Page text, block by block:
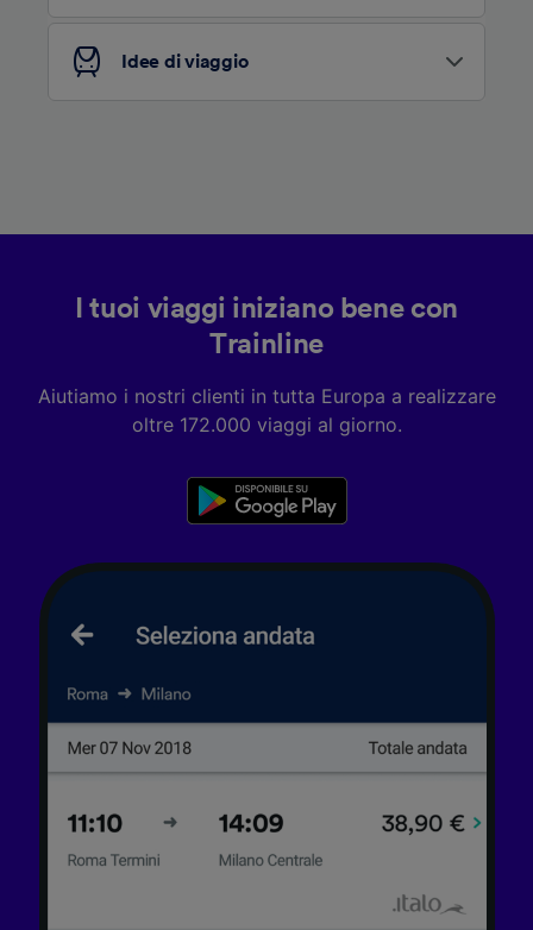
Idee di viaggio
I tuoi viaggi iniziano bene con
Trainline
Aiutiamo i nostri clienti in tutta Europa a realizzare
oltre 172.000 viaggi al giorno.
Elenco dei partner (fornitori)